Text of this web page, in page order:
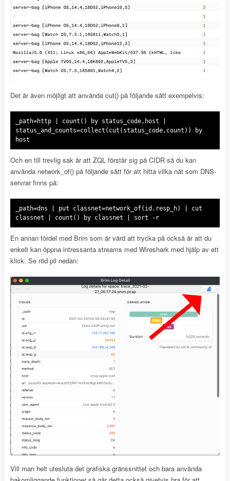
Det är även möjligt att använda cut() på följande sätt exempelvis:
_path=http | count() by status_code,host |
status_and_counts=collect(cut(status_code,count)) by
host
Och en till trevlig sak är att ZQL förstår sig på CIDR så du kan
använda network_of() på följande sätt för att hitta vilka nät som DNS-
servrar finns på:
_path=dns | put classnet=network_of(id.resp_h) | cut
classnet | count() by classnet | sort -r
En annan fördel med Brim som är värd att trycka på också är att du
enkelt kan öppna intressanta streams med Wireshark med hjälp av ett
klick. Se röd pil nedan:
Vill man helt utesluta det grafiska gränssnittet och bara använda